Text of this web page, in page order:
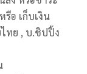
อ เก็บเงิน
ทย , บ.ชิปปิ้ง